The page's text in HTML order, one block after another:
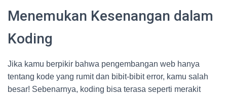
Menemukan Kesenangan dalam
Koding
Jika kamu berpikir bahwa pengembangan web hanya
tentang kode yang rumit dan bibit-bibit error, kamu salah
besar! Sebenarnya, koding bisa terasa seperti merakit